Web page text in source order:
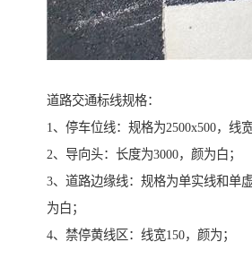
道路交通标线规格：
1、停车位线：规格为2500x500，线
2、导向头：长度为3000，颜为白；
3、道路边缘线：规格为单实线和单
为白；
4、禁停黄线区：线宽150，颜为；